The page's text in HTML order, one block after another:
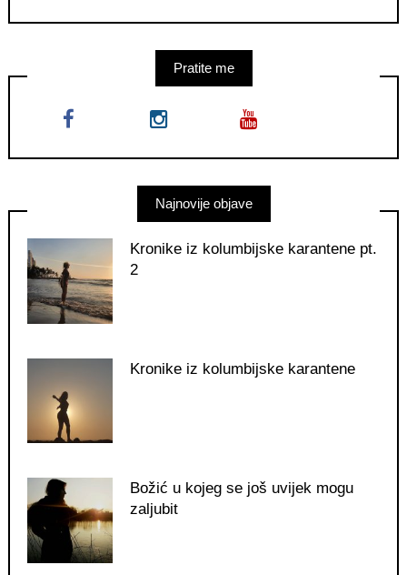
Pratite me
Najnovije objave
Kronike iz kolumbijske karantene pt.
2
Kronike iz kolumbijske karantene
Božić u kojeg se još uvijek mogu
zaljubit